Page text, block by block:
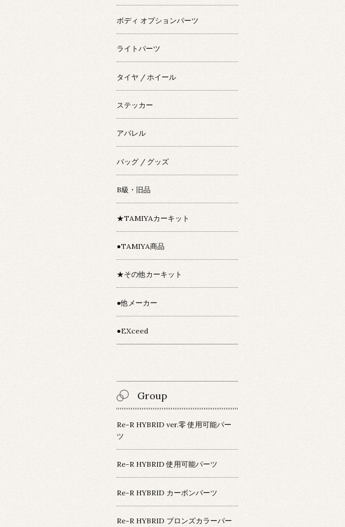
ボディ オプションパーツ
ライトパーツ
タイヤ / ホイール
ステッカー
アパレル
バッグ / グッズ
B級・旧品
★TAMIYAカーキット
●TAMIYA商品
★その他カーキット
●他メーカー
●EXceed
Group
Re-R HYBRID ver.零 使用可能パー
ツ
Re-R HYBRID 使用可能パーツ
Re-R HYBRID カーボンパーツ
Re-R HYBRID ブロンズカラーパー